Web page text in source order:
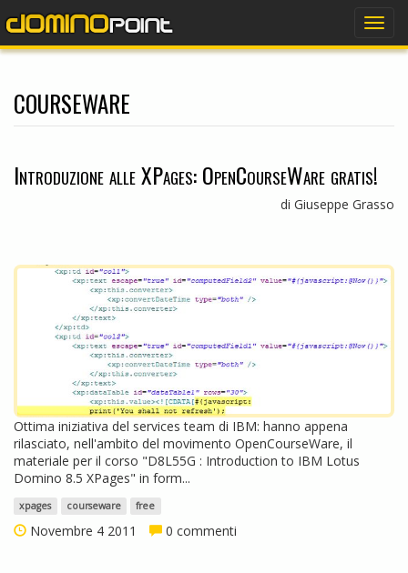
courseware
Introduzione alle XPages: OpenCourseWare gratis!
di Giuseppe Grasso
Ottima iniziativa del services team di IBM: hanno appena
rilasciato, nell'ambito del movimento OpenCourseWare, il
materiale per il corso "D8L55G : Introduction to IBM Lotus
Domino 8.5 XPages" in form...
xpages courseware free
Novembre 4 2011 0 commenti